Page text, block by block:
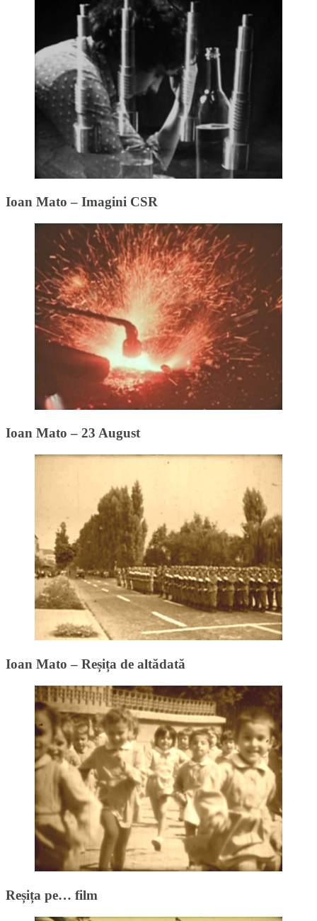
Ioan Mato – Imagini CSR
Ioan Mato – 23 August
Ioan Mato – Reșița de altădată
Reșița pe… film